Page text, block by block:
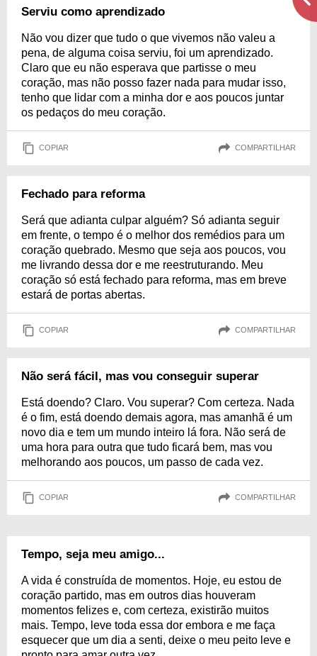
Serviu como aprendizado
Não vou dizer que tudo o que vivemos não valeu a
pena, de alguma coisa serviu, foi um aprendizado.
Claro que eu não esperava que partisse o meu
coração, mas não posso fazer nada para mudar isso,
tenho que lidar com a minha dor e aos poucos juntar
os pedaços do meu coração.
COPIAR COMPARTILHAR
Fechado para reforma
Será que adianta culpar alguém? Só adianta seguir
em frente, o tempo é o melhor dos remédios para um
coração quebrado. Mesmo que seja aos poucos, vou
me livrando dessa dor e me reestruturando. Meu
coração só está fechado para reforma, mas em breve
estará de portas abertas.
COPIAR COMPARTILHAR
Não será fácil, mas vou conseguir superar
Está doendo? Claro. Vou superar? Com certeza. Nada
é o fim, está doendo demais agora, mas amanhã é um
novo dia e tem um mundo inteiro lá fora. Não será de
uma hora para outra que tudo ficará bem, mas vou
melhorando aos poucos, um passo de cada vez.
COPIAR COMPARTILHAR
Tempo, seja meu amigo...
A vida é construída de momentos. Hoje, eu estou de
coração partido, mas em outros dias houveram
momentos felizes e, com certeza, existirão muitos
mais. Tempo, leve toda essa dor embora e me faça
esquecer que um dia a senti, deixe o meu peito leve e